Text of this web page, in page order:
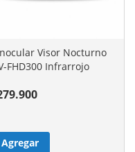
Visor Nocturno
FHD300 Infrarrojo
Agregar